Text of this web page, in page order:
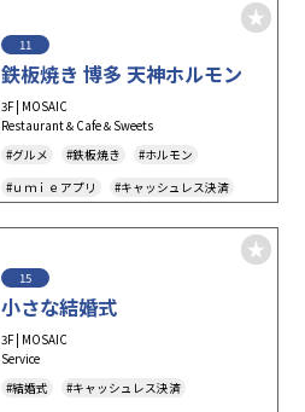
11
鉄板焼き 博多 天神ホルモン
3F | MOSAIC
Restaurant＆Cafe＆Sweets
#グルメ
#鉄板焼き
#ホルモン
#ｕｍｉｅアプリ
#キャッシュレス決済
#フードデリバリー
15
小さな結婚式
3F | MOSAIC
Service
#結婚式
#キャッシュレス決済